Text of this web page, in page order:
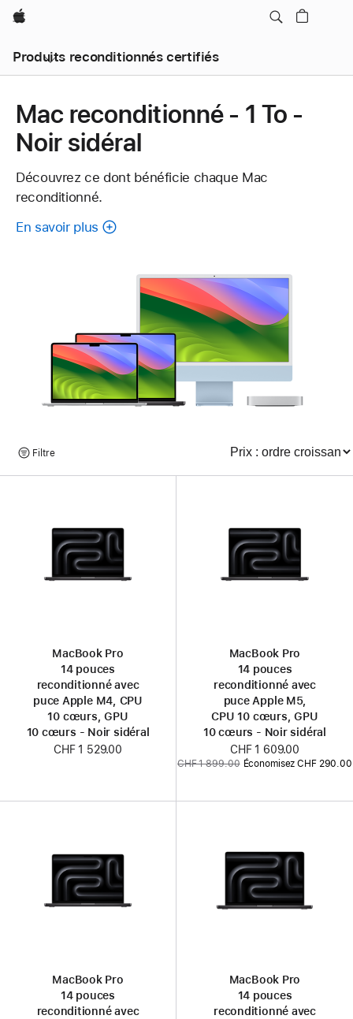
Apple
Produits reconditionnés certifiés
Mac reconditionné - 1 To -
Noir sidéral
Découvrez ce dont bénéficie chaque Mac
reconditionné.
En savoir plus
chaque
Mac
reconditionné.
Parcourir
les
Filtre
MacBook Pro
14 pouces
reconditionné avec
puce Apple M4, CPU
10 cœurs, GPU
10 cœurs - Noir sidéral
CHF 1 529.00
MacBook Pro
14 pouces
reconditionné avec
puce Apple M5,
CPU 10 cœurs, GPU
10 cœurs - Noir sidéral
Nouveau
prix
CHF 1 609.00
Ancien
CHF 1 899.00 Économisez CHF 290.00
MacBook Pro
14 pouces
reconditionné avec
MacBook Pro
14 pouces
reconditionné avec